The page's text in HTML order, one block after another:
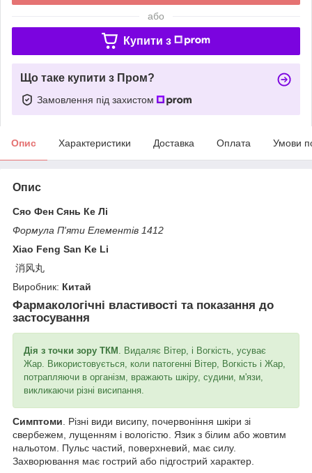
або
Купити з
Що таке купити з Пром?
Замовлення під захистом
Опис Характеристики Доставка Оплата Умови
Опис
Сяо Фен Сянь Ке Лі
Формула П'яти Елементів 1412
Xiao Feng San Ke Li
消风丸
Виробник: Китай
Фармакологічні властивості та показання до
застосування
Дія з точки зору ТКМ . Видаляє Вітер, і Вогкість, усуває
Жар. Використовується, коли патогенні Вітер, Вогкість і Жар,
потрапляючи в організм, вражають шкіру, судини, м'язи,
викликаючи різні висипання.
Симптоми . Різні види висипу, почервоніння шкіри зі
свербежем, лущенням і вологістю. Язик з білим або жовтим
нальотом. Пульс частий, поверхневий, має силу.
Захворювання має гострий або підгострий характер.